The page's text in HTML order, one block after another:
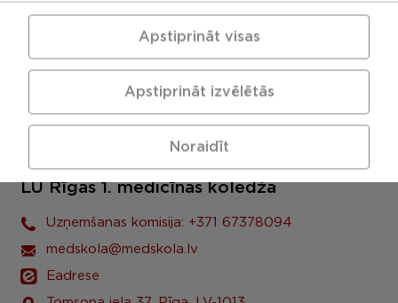
LU Rīgas 1. medicīnas koledža
Uzņemšanas komisija: +371 67378094
medskola@medskola.lv
Eadrese
Noraidīt
Apstiprināt izvēlētās
Apstiprināt visas